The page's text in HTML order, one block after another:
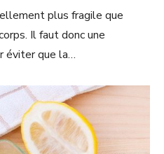
plus fragile que
Il faut donc une
éviter que la…